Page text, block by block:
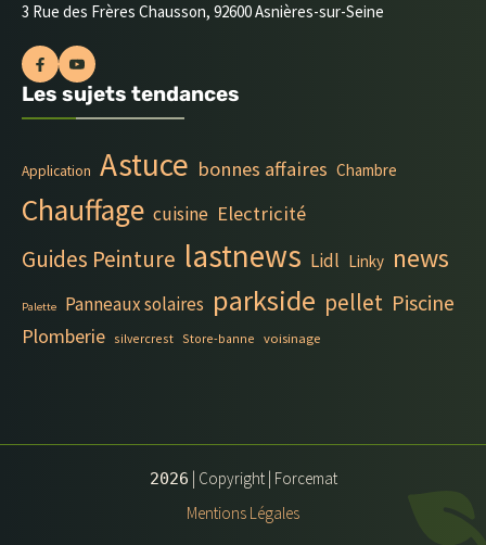
3 Rue des Frères Chausson, 92600 Asnières-sur-Seine
Les sujets tendances
Application Astuce bonnes affaires Chambre
Chauffage cuisine Electricité
Guides Peinture lastnews Lidl Linky news
Palette Panneaux solaires parkside pellet Piscine
Plomberie silvercrest Store-banne voisinage
2026 | Copyright | Forcemat
Mentions Légales